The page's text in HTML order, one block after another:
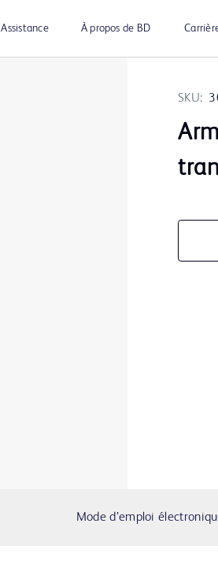
Assistance À propos de BD
SKU:
Mode d’emploi